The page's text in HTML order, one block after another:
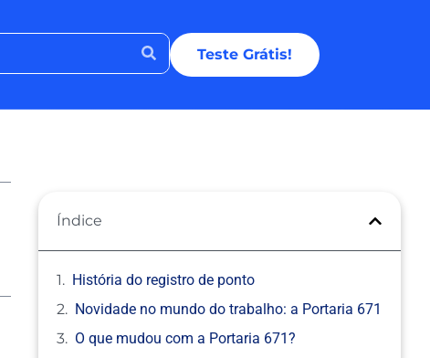
Teste Grátis!
Índice
História do registro de ponto
Novidade no mundo do trabalho: a Portaria 671
O que mudou com a Portaria 671?